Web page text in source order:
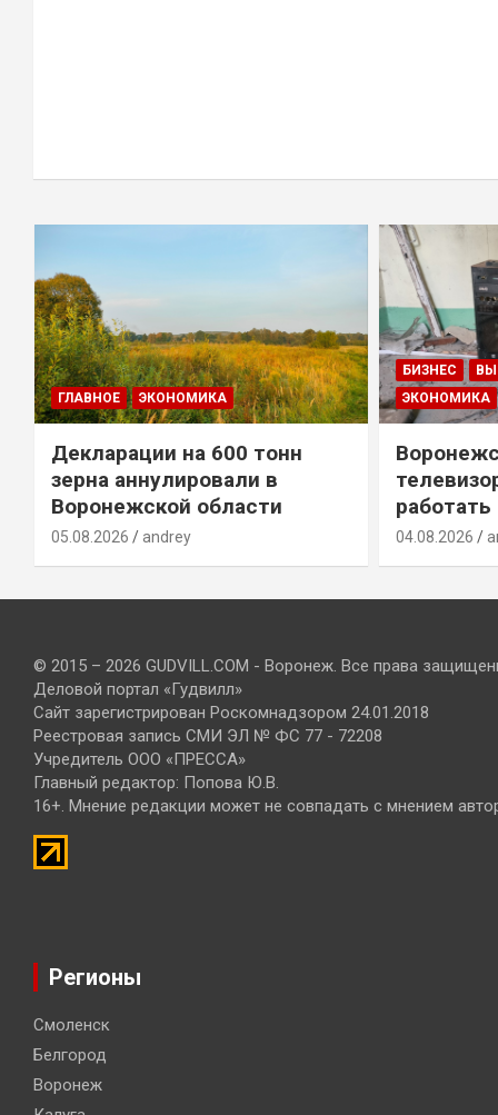
ГЛАВНОЕ ЭКОНОМИКА
Декларации на 600 тонн
зерна аннулировали в
Воронежской области
05.08.2026 andrey
БИЗНЕС
ЭКОНОМИКА
работать
04.08.2026
© 2015 – 2026 GUDVILL.COM - Воронеж. Все права
Деловой портал «Гудвилл»
Сайт зарегистрирован Роскомнадзором 24.01.2018
Реестровая запись СМИ ЭЛ № ФС 77 - 72208
Учредитель ООО «ПРЕССА»
Главный редактор: Попова Ю.В.
16+. Мнение редакции может не совпадать с мнением
Регионы
Смоленск
Белгород
Воронеж